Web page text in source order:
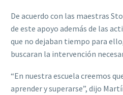
De acuerdo con las maestras
de este apoyo además de las
que no dejaban tiempo para
buscaran la intervención
“En nuestra escuela creemos
aprender y superarse”, dijo